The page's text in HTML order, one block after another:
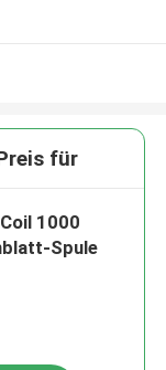
für
1000
Spule